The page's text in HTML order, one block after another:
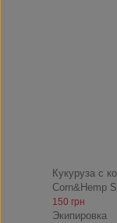
Кукуруза с
Corn&Hemp
150 грн
Экипировка